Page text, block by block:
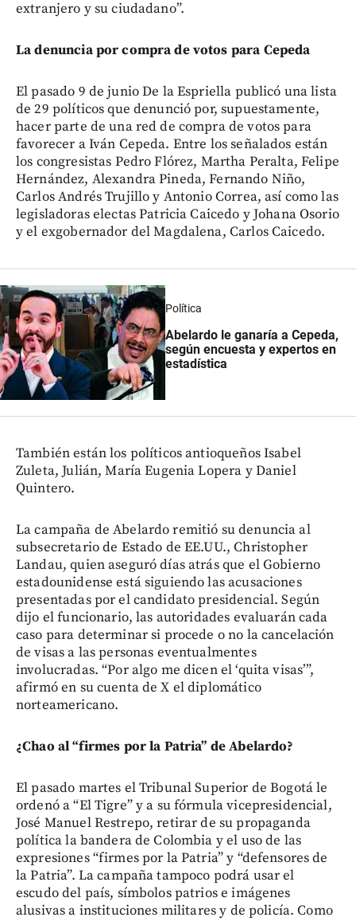
extranjero y su ciudadano”.
La denuncia por compra de votos para Cepeda
El pasado 9 de junio De la Espriella publicó una lista
de 29 políticos que denunció por, supuestamente,
hacer parte de una red de compra de votos para
favorecer a Iván Cepeda. Entre los señalados están
los congresistas Pedro Flórez, Martha Peralta, Felipe
Hernández, Alexandra Pineda, Fernando Niño,
Carlos Andrés Trujillo y Antonio Correa, así como las
legisladoras electas Patricia Caicedo y Johana Osorio
y el exgobernador del Magdalena, Carlos Caicedo.
Política
Abelardo le ganaría a Cepeda,
según encuesta y expertos en
estadística
También están los políticos antioqueños Isabel
Zuleta, Julián, María Eugenia Lopera y Daniel
Quintero.
La campaña de Abelardo remitió su denuncia al
subsecretario de Estado de EE.UU., Christopher
Landau, quien aseguró días atrás que el Gobierno
estadounidense está siguiendo las acusaciones
presentadas por el candidato presidencial. Según
dijo el funcionario, las autoridades evaluarán cada
caso para determinar si procede o no la cancelación
de visas a las personas eventualmentes
involucradas. “Por algo me dicen el ‘quita visas’”,
afirmó en su cuenta de X el diplomático
norteamericano.
¿Chao al “firmes por la Patria” de Abelardo?
El pasado martes el Tribunal Superior de Bogotá le
ordenó a “El Tigre” y a su fórmula vicepresidencial,
José Manuel Restrepo, retirar de su propaganda
política la bandera de Colombia y el uso de las
expresiones “firmes por la Patria” y “defensores de
la Patria”. La campaña tampoco podrá usar el
escudo del país, símbolos patrios e imágenes
alusivas a instituciones militares y de policía. Como